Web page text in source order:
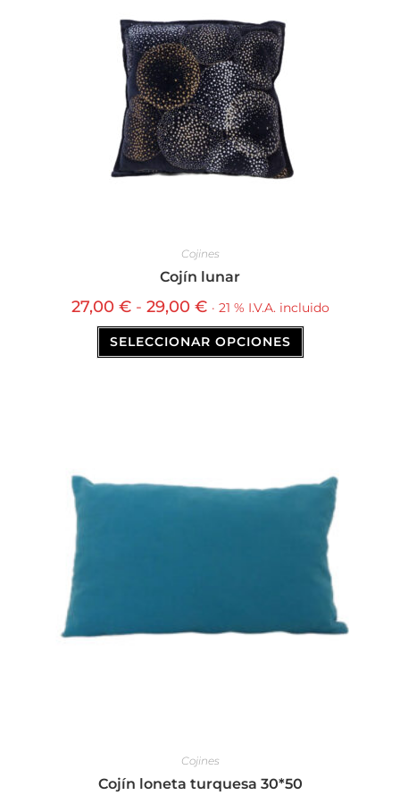
Cojines
Cojín lunar
27,00 € - 29,00 € · 21 % I.V.A. incluido
SELECCIONAR OPCIONES
Cojines
Cojín loneta turquesa 30*50